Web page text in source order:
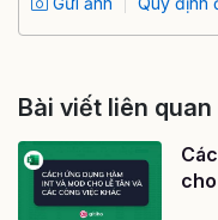
Bài viết liên quan